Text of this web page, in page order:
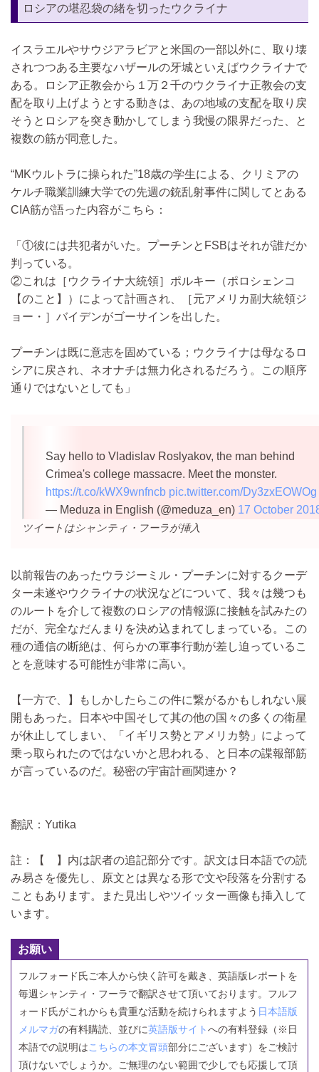
ロシアの堪忍袋の緒を切ったウクライナ
イスラエルやサウジアラビアと米国の一部以外に、取り壊
されつつある主要なハザールの牙城といえばウクライナで
ある。ロシア正教会から１万２千のウクライナ正教会の支
配を取り上げようとする動きは、あの地域の支配を取り戻
そうとロシアを突き動かしてしまう我慢の限界だった、と
複数の筋が同意した。
“MKウルトラに操られた”18歳の学生による、クリミアの
ケルチ職業訓練大学での先週の銃乱射事件に関してとある
CIA筋が語った内容がこちら：
「①彼には共犯者がいた。プーチンとFSBはそれが誰だか
判っている。
②これは［ウクライナ大統領］ポルキー（ポロシェンコ
【のこと】）によって計画され、［元アメリカ副大統領ジ
ョー・］バイデンがゴーサインを出した。
プーチンは既に意志を固めている；ウクライナは母なるロ
シアに戻され、ネオナチは無力化されるだろう。この順序
通りではないとしても」
Say hello to Vladislav Roslyakov, the man behind
Crimea's college massacre. Meet the monster.
https://t.co/kWX9wnfncb pic.twitter.com/Dy3zxEOWOg
— Meduza in English (@meduza_en) 17 October
ツイートはシャンティ・フーラが挿入
以前報告のあったウラジーミル・プーチンに対するクーデ
ター未遂やウクライナの状況などについて、我々は幾つも
のルートを介して複数のロシアの情報源に接触を試みたの
だが、完全なだんまりを決め込まれてしまっている。この
種の通信の断絶は、何らかの軍事行動が差し迫っているこ
とを意味する可能性が非常に高い。
【一方で、】もしかしたらこの件に繋がるかもしれない展
開もあった。日本や中国そして其の他の国々の多くの衛星
が休止してしまい、「イギリス勢とアメリカ勢」によって
乗っ取られたのではないかと思われる、と日本の諜報部筋
が言っているのだ。秘密の宇宙計画関連か？
翻訳：Yutika
註：【 】内は訳者の追記部分です。訳文は日本語での読
み易さを優先し、原文とは異なる形で文や段落を分割する
こともあります。また見出しやツイッター画像も挿入して
います。
お願い
フルフォード氏ご本人から快く許可を戴き、英語版レポートを
毎週シャンティ・フーラで翻訳させて頂いております。フルフ
ォード氏がこれからも貴重な活動を続けられますよう 日本語版
メルマガの有料購読、並びに英語版サイトへの有料登録（※日
本語での説明はこちらの本文冒頭部分にございます）をご検討
頂けないでしょうか。ご無理のない範囲で少しでも応援して頂